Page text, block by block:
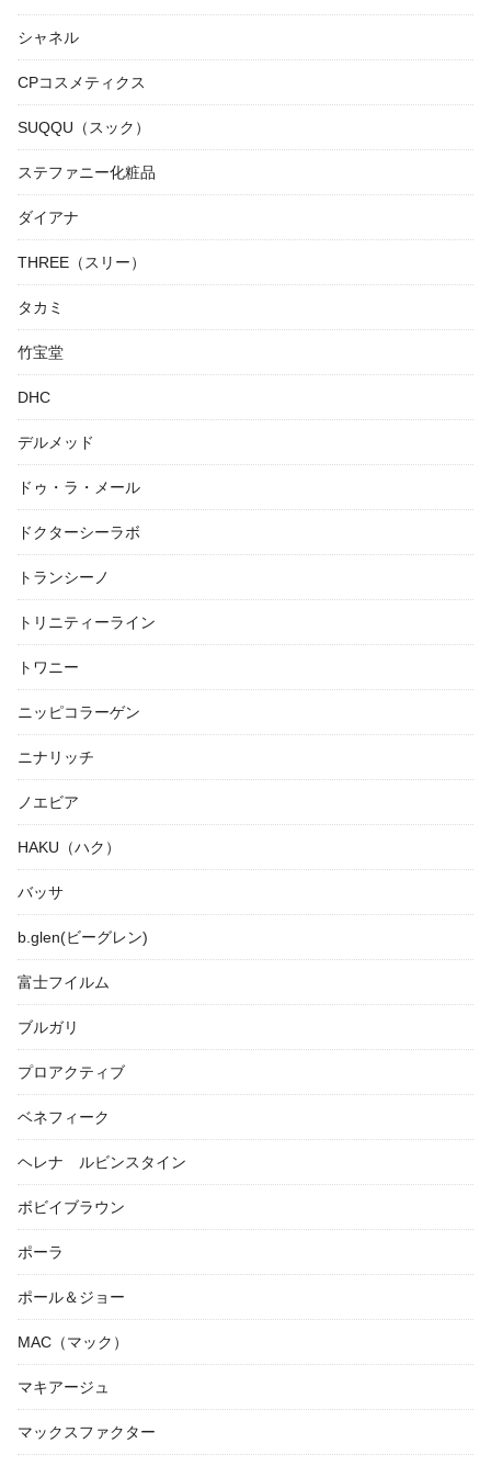
シャネル
CPコスメティクス
SUQQU（スック）
ステファニー化粧品
ダイアナ
THREE（スリー）
タカミ
竹宝堂
DHC
デルメッド
ドゥ・ラ・メール
ドクターシーラボ
トランシーノ
トリニティーライン
トワニー
ニッピコラーゲン
ニナリッチ
ノエビア
HAKU（ハク）
バッサ
b.glen(ビーグレン)
富士フイルム
ブルガリ
プロアクティブ
ベネフィーク
ヘレナ ルビンスタイン
ボビイブラウン
ポーラ
ポール＆ジョー
MAC（マック）
マキアージュ
マックスファクター